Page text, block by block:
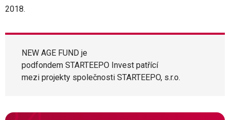
2018.
NEW AGE FUND je
podfondem STARTEEPO Invest patřící
mezi projekty společnosti STARTEEPO, s.r.o.